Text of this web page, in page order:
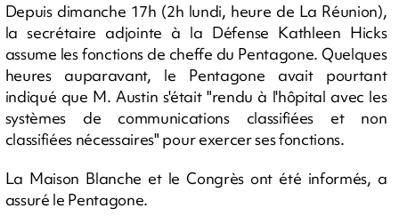
Depuis dimanche 17h (2h lundi, heure de La Réunion),
la secrétaire adjointe à la Défense Kathleen Hicks
assume les fonctions de cheffe du Pentagone. Quelques
heures auparavant, le Pentagone avait pourtant
indiqué que M. Austin s'était "rendu à l'hôpital avec les
systèmes de communications classifiées et non
classifiées nécessaires" pour exercer ses fonctions.
La Maison Blanche et le Congrès ont été informés, a
assuré le Pentagone.